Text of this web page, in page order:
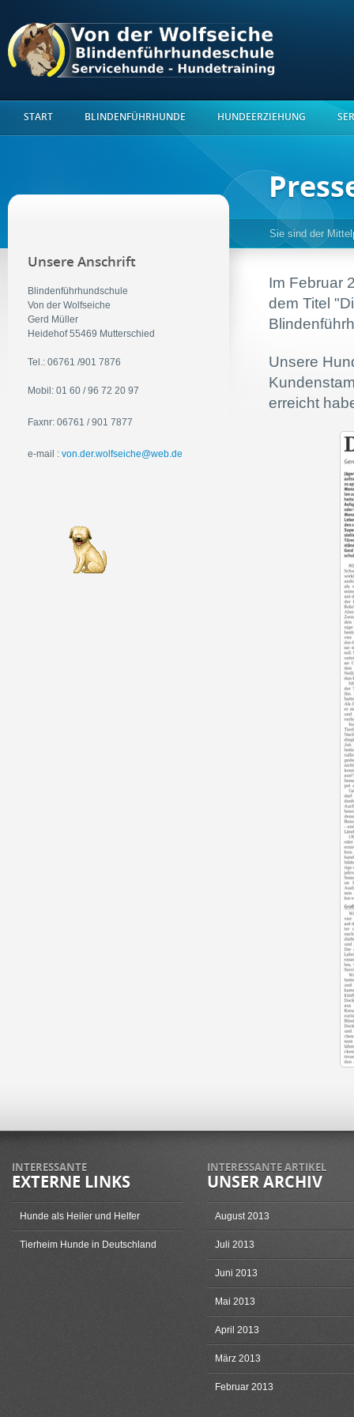
START BLINDENFÜHRHUNDE HUNDEERZIEHUNG
Sie sind der
Unsere Anschrift
Blindenführhundschule
Von der Wolfseiche
Gerd Müller
Heidehof 55469 Mutterschied
Tel.: 06761 /901 7876
Mobil: 01 60 / 96 72 20 97
Faxnr: 06761 / 901 7877
e-mail : von.der.wolfseiche@web.de
Im Februar
dem Titel
Unsere
erreicht
INTERESSANTE
EXTERNE LINKS
Hunde als Heiler und Helfer
Tierheim Hunde in Deutschland
INTERESSANTE ARTIKEL
UNSER ARCHIV
August 2013
Juli 2013
Juni 2013
Mai 2013
April 2013
März 2013
Februar 2013